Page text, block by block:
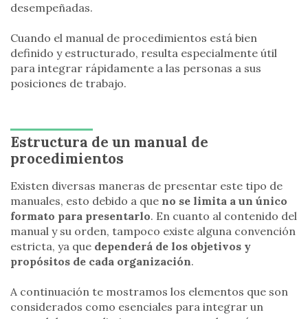
desempeñadas.
Cuando el manual de procedimientos está bien
definido y estructurado, resulta especialmente útil
para integrar rápidamente a las personas a sus
posiciones de trabajo.
Estructura de un manual de
procedimientos
Existen diversas maneras de presentar este tipo de
manuales, esto debido a que no se limita a un único
formato para presentarlo. En cuanto al contenido del
manual y su orden, tampoco existe alguna convención
estricta, ya que dependerá de los objetivos y
propósitos de cada organización.
A continuación te mostramos los elementos que son
considerados como esenciales para integrar un